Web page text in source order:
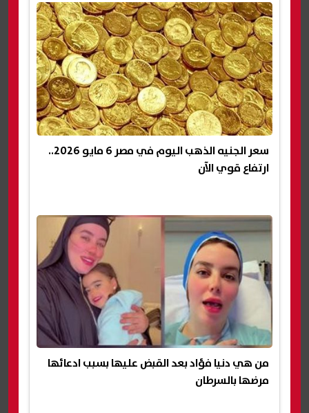
سعر الجنيه الذهب اليوم في مصر 6 مايو 2026..
ارتفاع قوي الآن
من هي دنيا فؤاد بعد القبض عليها بسبب ادعائها
مرضها بالسرطان